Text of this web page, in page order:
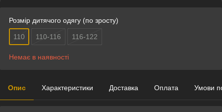
Розмір дитячого одягу (по зросту)
110 110-116 116-122
Немає в наявності
Опис Характеристики Доставка Оплата Умови